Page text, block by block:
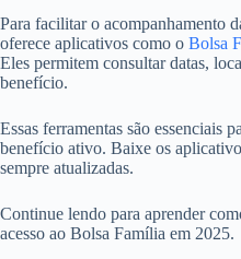
Para facilitar o acompanhamento
oferece aplicativos como o Bolsa
Eles permitem consultar datas,
benefício.
Essas ferramentas são essenciais
benefício ativo. Baixe os
sempre atualizadas.
Continue lendo para aprender
acesso ao Bolsa Família em 2025.